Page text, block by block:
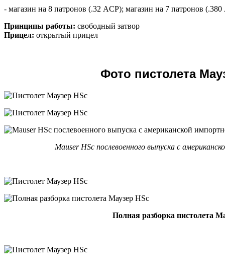
- магазин на 8 патронов (.32 ACP); магазин на 7 патронов (.380
Принципы работы: свободный затвор
Прицел: открытый прицел
Фото пистолета
Mauser HSc послевоенного выпуска с
Полная разборка пистолета